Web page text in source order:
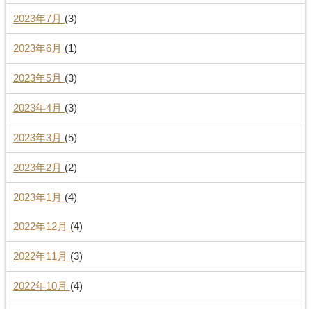
2023年7月 (3)
2023年6月 (1)
2023年5月 (3)
2023年4月 (3)
2023年3月 (5)
2023年2月 (2)
2023年1月 (4)
2022年12月 (4)
2022年11月 (3)
2022年10月 (4)